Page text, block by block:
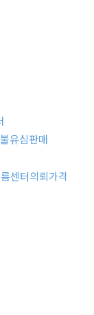
유심판매
센터의뢰가격